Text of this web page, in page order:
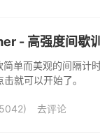
- 高强度间歇
单而美观的间隔计
就可以开始了。
去评论